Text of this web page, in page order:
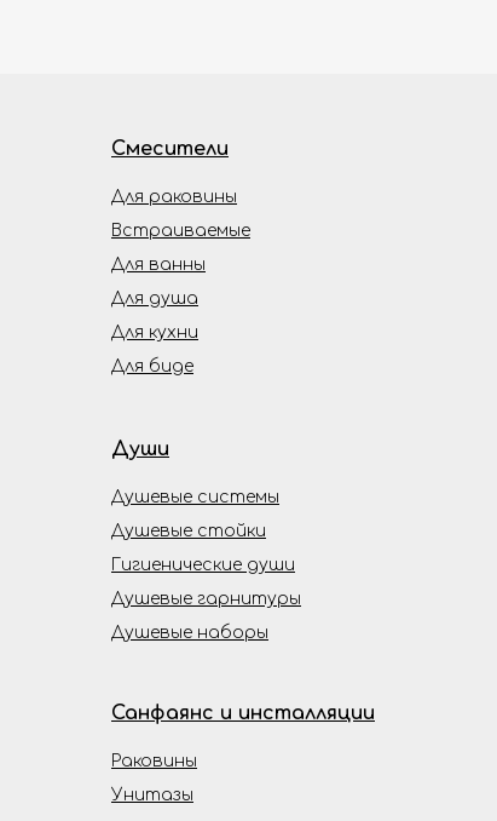
Смесители
Души
Душевые гарнитуры
Душевые наборы
Душевые системы
Гигиенические души
Встраиваемые
Для биде
Для кухни
Для ванны
Для душа
Для раковины
Душевые стойки
Унитазы
Раковины
Санфаянс и инсталляции